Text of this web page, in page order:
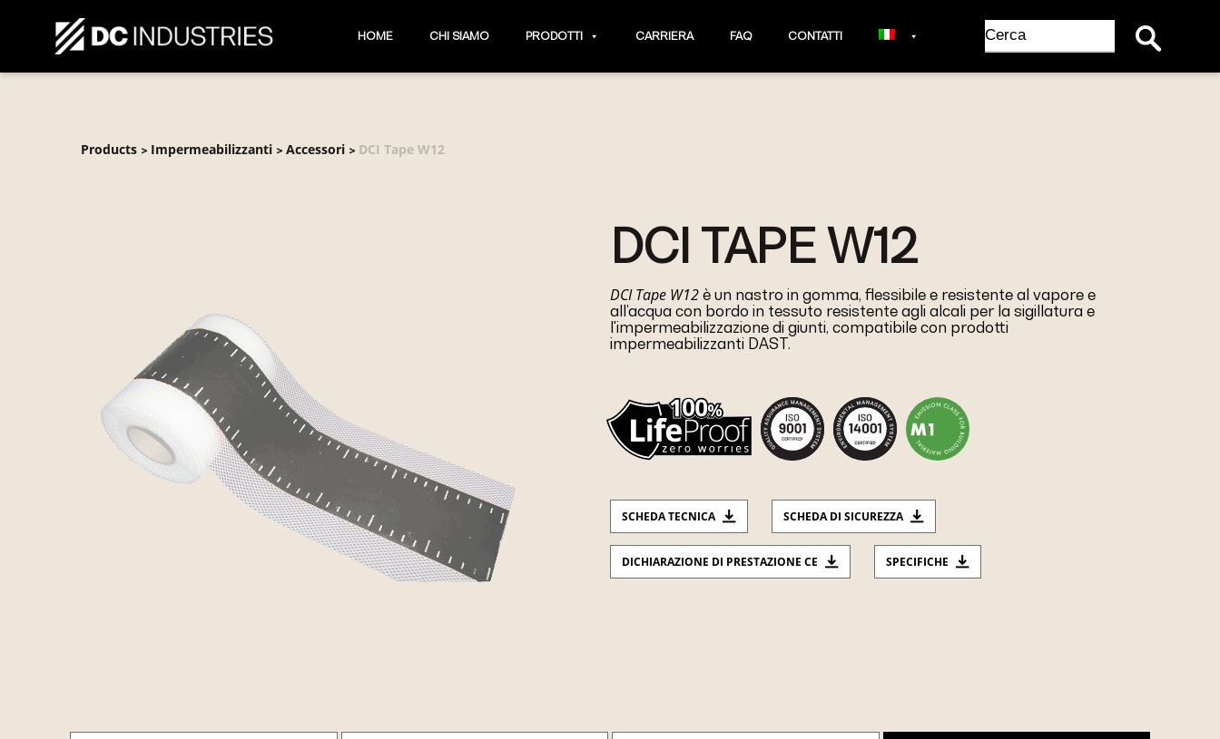
HOME CHI SIAMO PRODOTTI CARRIERA FAQ CONTATTI
for:
Products > Impermeabilizzanti > Accessori > DCI Tape W12
DCI TAPE W12
DCI Tape W12 è un nastro in gomma, flessibile e resistente al vapore e
all’acqua con bordo in tessuto resistente agli alcali per la sigillatura e
l'impermeabilizzazione di giunti, compatibile con prodotti
impermeabilizzanti DAST.
SCHEDA TECNICA SCHEDA DI SICUREZZA
DICHIARAZIONE DI PRESTAZIONE CE SPECIFICHE